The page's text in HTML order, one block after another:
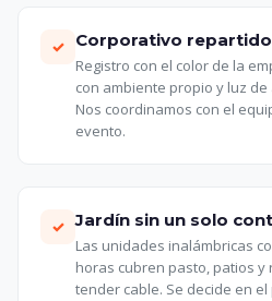
✓ Corporativo
Registro con el color de la
con ambiente propio y luz
Nos coordinamos con el
evento.
✓ Jardín sin un solo
Las unidades inalámbricas
horas cubren pasto, patios y
tender cable. Se decide en